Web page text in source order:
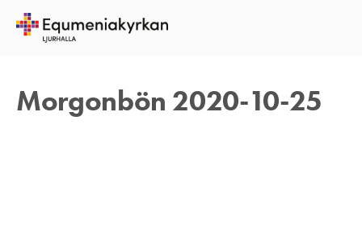
Morgonbön 2020-10-25
25 OKTOBER 2020